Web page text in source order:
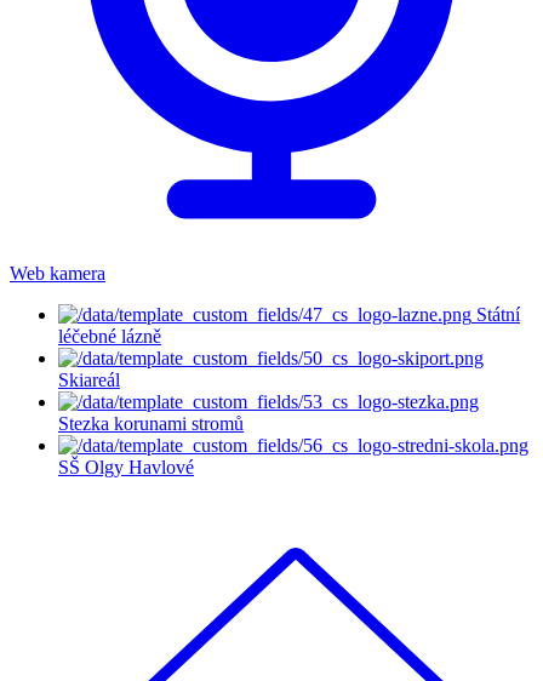
Web kamera
Státní
léčebné lázně
Skiareál
Stezka korunami stromů
SŠ Olgy Havlové